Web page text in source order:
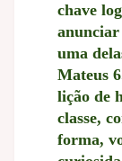
chave
anunciar
uma
Mateus
lição de
classe,
forma,